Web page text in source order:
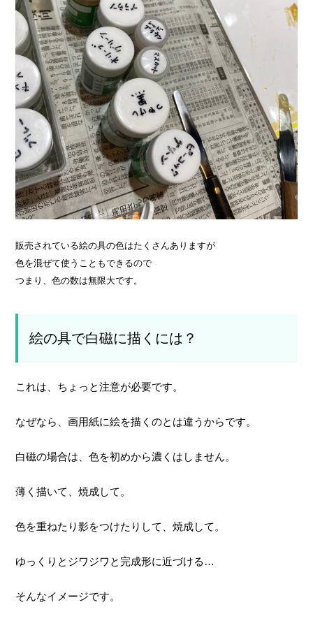
販売されている絵の具の色はたくさんありますが
色を混ぜて使うこともできるので
つまり、色の数は無限大です。
絵の具で白磁に描くには？
これは、ちょっと注意が必要です。
なぜなら、画用紙に絵を描くのとは違うからです。
白磁の場合は、色を初めから濃くはしません。
薄く描いて、焼成して。
色を重ねたり影をつけたりして、焼成して。
ゆっくりとジワジワと完成形に近づける…
そんなイメージです。